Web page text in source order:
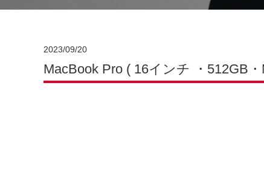
2023/09/20
MacBook Pro ( 16インチ ・512GB